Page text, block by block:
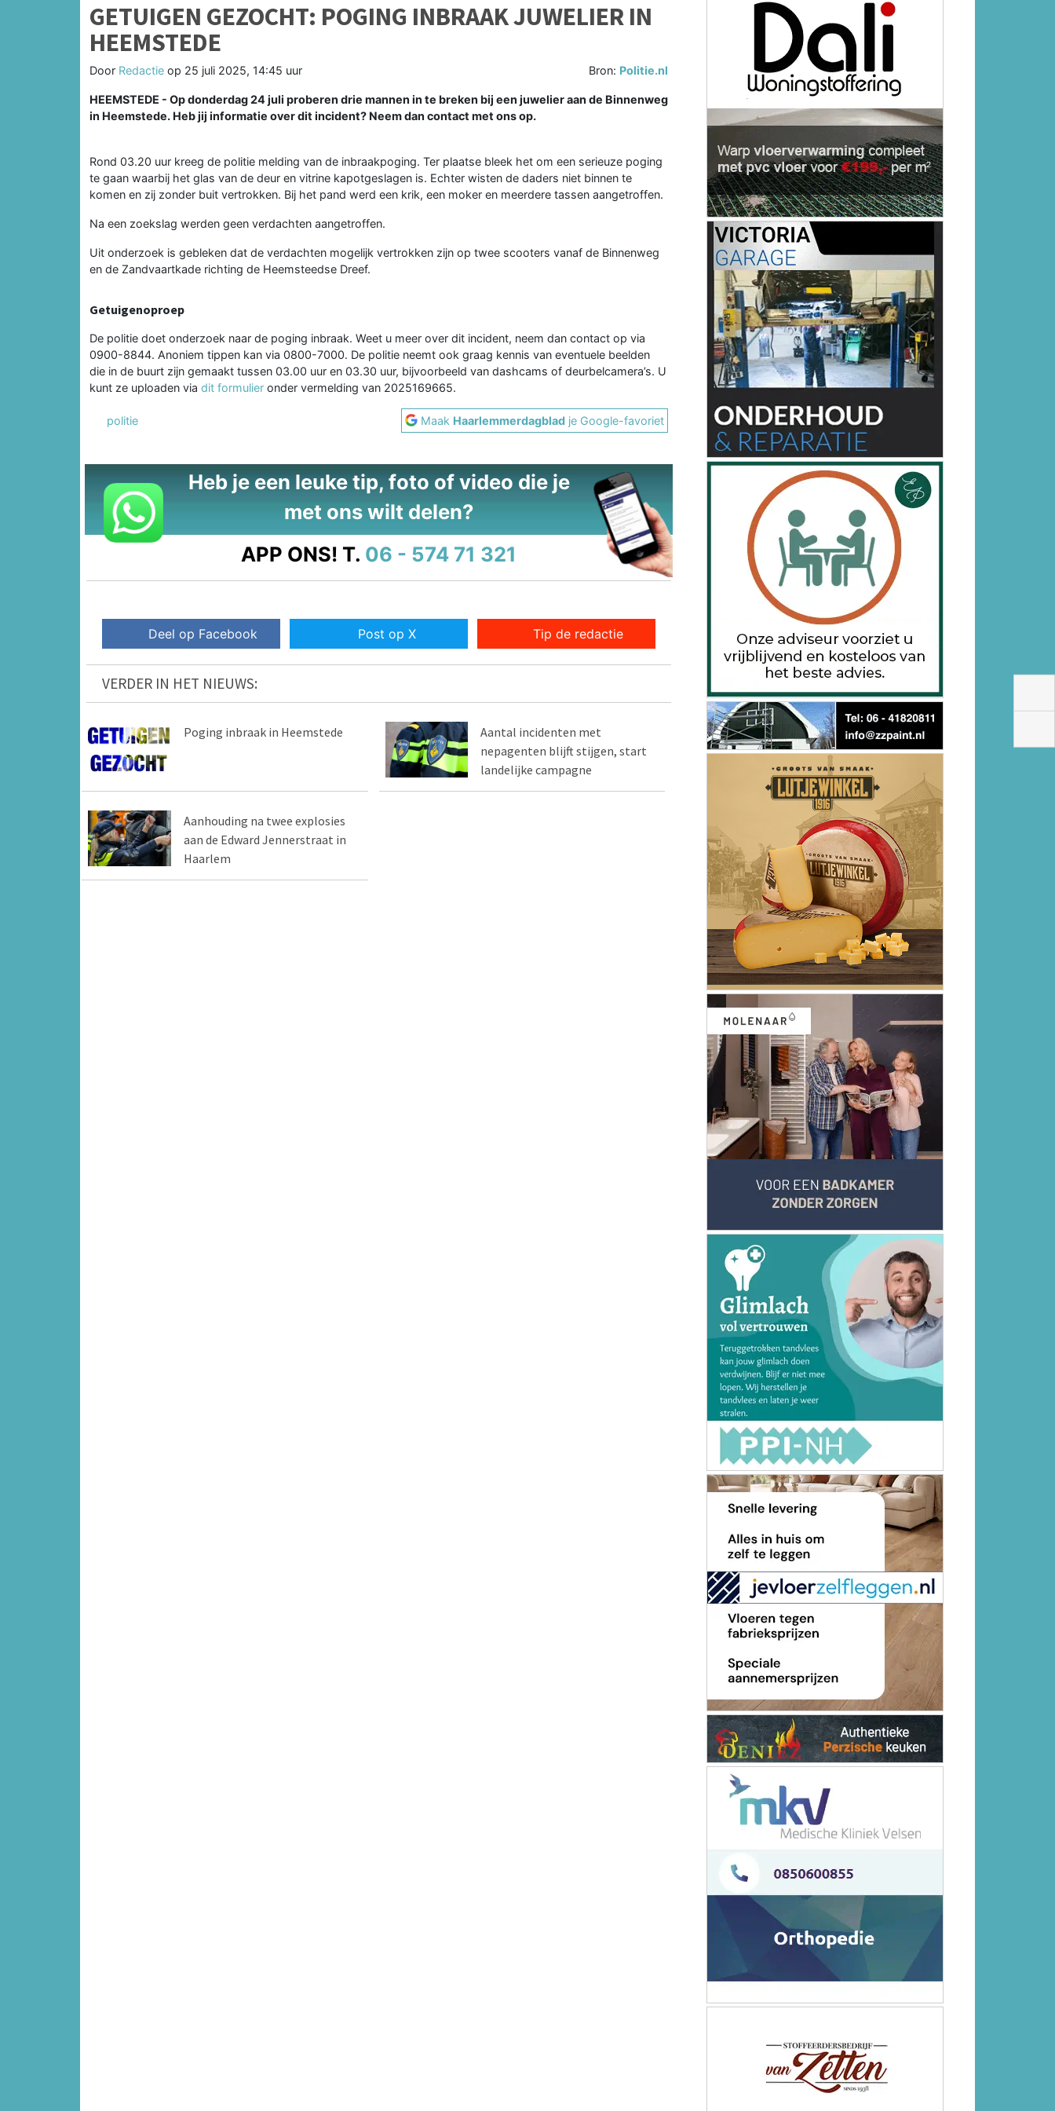
GETUIGEN GEZOCHT: POGING INBRAAK JUWELIER IN
HEEMSTEDE
Door Redactie op 25 juli 2025, 14:45 uur Bron: Politie.nl
HEEMSTEDE - Op donderdag 24 juli proberen drie mannen in te breken bij een juwelier aan de Binnenweg
in Heemstede. Heb jij informatie over dit incident? Neem dan contact met ons op.
Rond 03.20 uur kreeg de politie melding van de inbraakpoging. Ter plaatse bleek het om een serieuze poging
te gaan waarbij het glas van de deur en vitrine kapotgeslagen is. Echter wisten de daders niet binnen te
komen en zij zonder buit vertrokken. Bij het pand werd een krik, een moker en meerdere tassen aangetroffen.
Na een zoekslag werden geen verdachten aangetroffen.
Uit onderzoek is gebleken dat de verdachten mogelijk vertrokken zijn op twee scooters vanaf de Binnenweg
en de Zandvaartkade richting de Heemsteedse Dreef.
Getuigenoproep
De politie doet onderzoek naar de poging inbraak. Weet u meer over dit incident, neem dan contact op via
0900-8844. Anoniem tippen kan via 0800-7000. De politie neemt ook graag kennis van eventuele beelden
die in de buurt zijn gemaakt tussen 03.00 uur en 03.30 uur, bijvoorbeeld van dashcams of deurbelcamera’s. U
kunt ze uploaden via dit formulier onder vermelding van 2025169665.
politie Maak Haarlemmerdagblad je Google-favoriet
Heb je een leuke tip, foto of video die je
met ons wilt delen?
APP ONS! T. 06 - 574 71 321
Deel op Facebook Post op X Tip de redactie
VERDER IN HET NIEUWS:
Poging inbraak in Heemstede
Aantal incidenten met
nepagenten blijft stijgen, start
landelijke campagne
Aanhouding na twee explosies
aan de Edward Jennerstraat in
Haarlem